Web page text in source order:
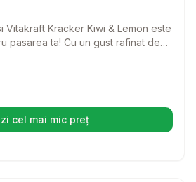
Vitakraft Kracker Kiwi & Lemon este
pasarea ta! Cu un gust rafinat de
dar contribuie si la o dieta
cel mai mic preț
(se deschide într-o filă nouă)